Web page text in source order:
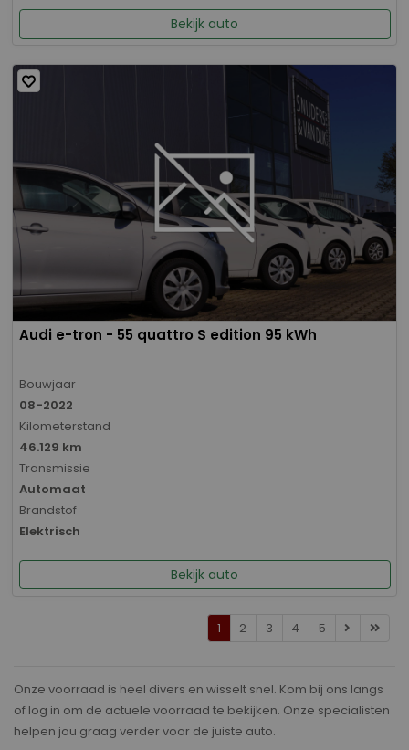
Bekijk auto
Audi e-tron - 55 quattro S edition 95 kWh
Bouwjaar
08-2022
Kilometerstand
46.129 km
Transmissie
Automaat
Brandstof
Elektrisch
Bekijk auto
1 2 3 4 5
Onze voorraad is heel divers en wisselt snel. Kom bij ons langs
of log in om de actuele voorraad te bekijken. Onze specialisten
helpen jou graag verder voor de juiste auto.